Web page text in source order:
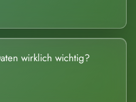
wirklich wichtig?